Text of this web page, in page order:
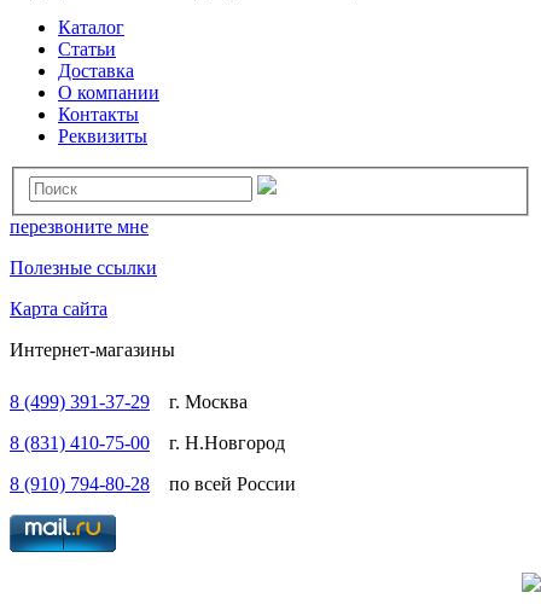
Каталог
Статьи
Доставка
О компании
Контакты
Реквизиты
перезвоните мне
Полезные ссылки
Карта сайта
Интернет-магазины
8 (499) 391-37-29 г. Москва
8 (831) 410-75-00 г. Н.Новгород
8 (910) 794-80-28 по всей России